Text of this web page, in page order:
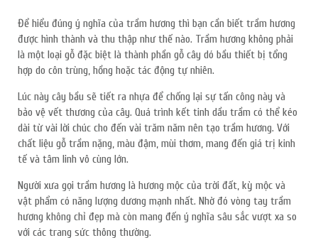
Để hiểu đúng ý nghĩa của trầm hương thì bạn cần biết trầm hương
được hình thành và thu thập như thế nào. Trầm hương không phải
là một loại gỗ đặc biệt là thành phần gỗ cây dó bầu thiết bị tổng
hợp do côn trùng, hồng hoặc tác động tự nhiên.
Lúc này cây bầu sẽ tiết ra nhựa để chống lại sự tấn công này và
bảo vệ vết thương của cây. Quá trình kết tinh dầu trầm có thể kéo
dài từ vài lời chúc cho đến vài trăm năm nên tạo trầm hương. Với
chất liệu gỗ trầm nặng, màu đậm, mùi thơm, mang đến giá trị kinh
tế và tâm linh vô cùng lớn.
Người xưa gọi trầm hương là hương mộc của trời đất, kỳ mộc và
vật phẩm có năng lượng dương mạnh nhất. Nhờ đó vòng tay trầm
hương không chỉ đẹp mà còn mang đến ý nghĩa sâu sắc vượt xa so
với các trang sức thông thường.
ĐĂNG KÝ TƯ VẤN MIỄN PHÍ